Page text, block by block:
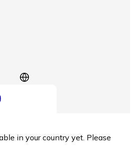
in your country yet. Please